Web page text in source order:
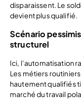
disparaissent. Le
devient plus qualifié.
Scénario
structurel
Ici, l’automatisation
Les métiers
hautement qualifiés
marché du travail